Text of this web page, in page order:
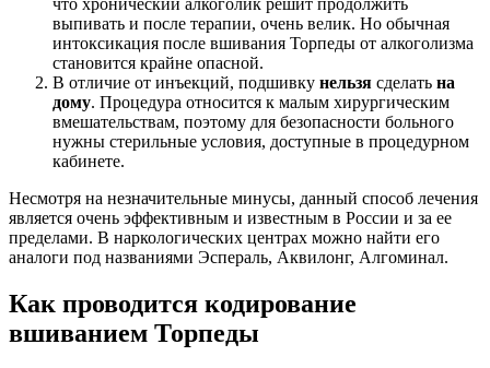
что хронический алкоголик решит продолжить
выпивать и после терапии, очень велик. Но обычная
интоксикация после вшивания Торпеды от алкоголизма
становится крайне опасной.
В отличие от инъекций, подшивку нельзя сделать на
дому. Процедура относится к малым хирургическим
вмешательствам, поэтому для безопасности больного
нужны стерильные условия, доступные в процедурном
кабинете.
Несмотря на незначительные минусы, данный способ лечения
является очень эффективным и известным в России и за ее
пределами. В наркологических центрах можно найти его
аналоги под названиями Эспераль, Аквилонг, Алгоминал.
Как проводится кодирование
вшиванием Торпеды